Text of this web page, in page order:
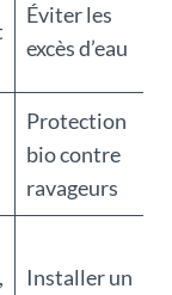
Éviter les
excès d’eau
Protection
bio contre
ravageurs
Installer un